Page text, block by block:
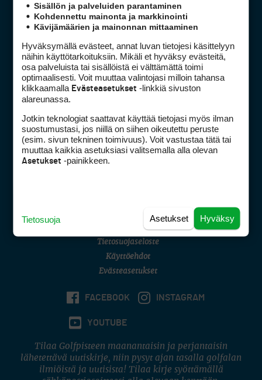
Golfpiste mediakortti
Golfpisteen yhteystiedot
DSA avoimuusraportti
Asiakaspalvelu
(digi) digi@otavamedia.fi
Tietosuojaseloste
Käyttöehdot
Evästeasetukset
FACEBOOK INSTAGRAM
YOUTUBE
Tilaa Golfpisteen maanantaisin ja perjantaisin
lähetettävä uutiskirje, niin pysyt ajan tasalla golfalan
ilmiöistä ja uutisista! Tilaa kirje syöttämällä
Sisällön ja palveluiden parantaminen
Kohdennettu mainonta ja markkinointi
Kävijämäärien ja mainonnan mittaaminen
Hyväksymällä evästeet, annat luvan tietojesi käsittelyyn
näihin käyttötarkoituksiin. Mikäli et hyväksy evästeitä,
osa palveluista tai sisällöistä ei välttämättä toimi
optimaalisesti. Voit muuttaa valintojasi milloin tahansa
klikkaamalla Evästeasetukset -linkkiä sivuston
alareunassa.
Jotkin teknologiat saattavat käyttää tietojasi myös ilman
suostumustasi, jos niillä on siihen oikeutettu peruste
(esim. sivun tekninen toimivuus). Voit vastustaa tätä tai
muuttaa kaikkia asetuksiasi valitsemalla alla olevan
Asetukset -painikkeen.
Hyväksy
Asetukset
Tietosuoja